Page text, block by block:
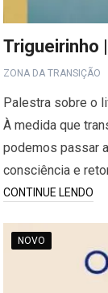
Trigueirinho
ZONA DA TRANSIÇÃO
Palestra sobre o
À medida que
podemos passar
consciência e
CONTINUE LENDO
NOVO